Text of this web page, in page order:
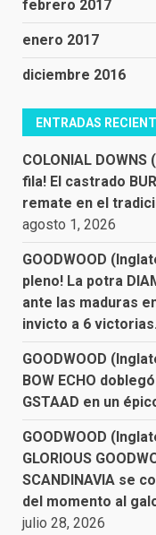
febrero 2017
enero 2017
diciembre 2016
ENTRADAS
COLONIAL
fila! El castrado
remate en el
agosto 1, 2026
GOODWOOD
pleno! La potra
ante las maduras
invicto a 6 victorias.
GOODWOOD
BOW ECHO
GSTAAD en un
GOODWOOD
GLORIOUS
SCANDINAVIA se
del momento al
julio 28, 2026